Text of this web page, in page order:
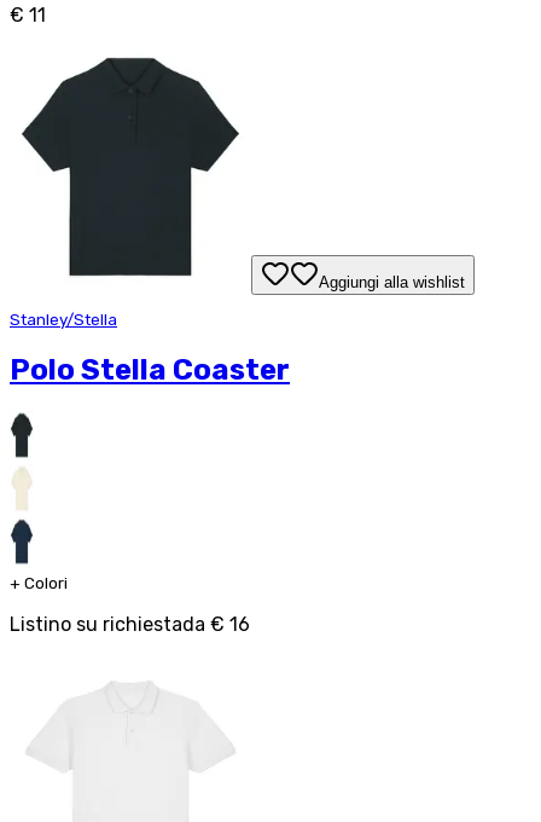
€ 11
Aggiungi alla wishlist
Stanley/Stella
Polo Stella Coaster
+ Colori
Listino su richiestada € 16